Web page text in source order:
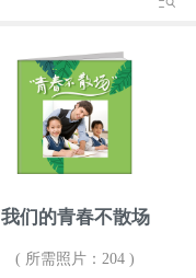
我们的青春不散场
( 所需照片：204 )